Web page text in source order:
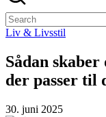
Search
for:
Posted
Liv & Livsstil
Sådan
der passer til
30. juni 2025